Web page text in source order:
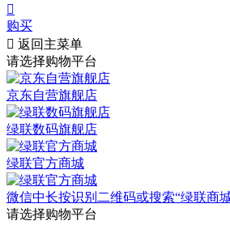

购买
 返回主菜单
请选择购物平台
京东自营旗舰店
绿联数码旗舰店
绿联官方商城
微信中长按识别二维码或搜索“绿联商
请选择购物平台